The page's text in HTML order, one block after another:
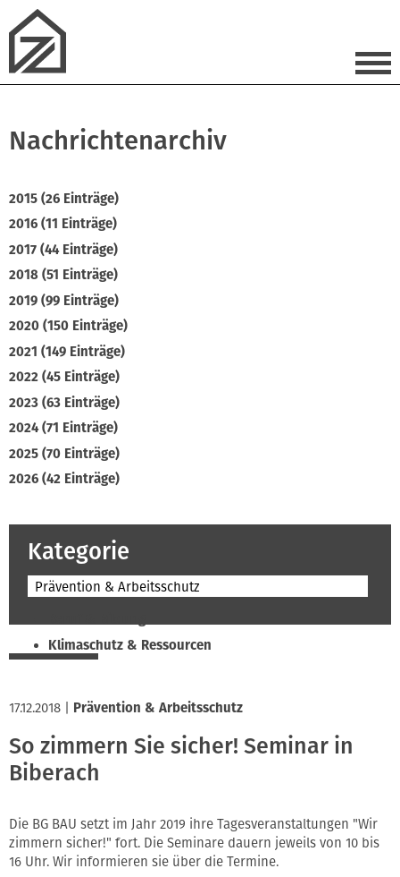
Nachrichtenarchiv
2015 (26 Einträge)
2016 (11 Einträge)
2017 (44 Einträge)
2018 (51 Einträge)
2019 (99 Einträge)
2020 (150 Einträge)
2021 (149 Einträge)
2022 (45 Einträge)
2023 (63 Einträge)
2024 (71 Einträge)
2025 (70 Einträge)
2026 (42 Einträge)
Kategorie
Prävention & Arbeitsschutz
Klimaschutz & Ressourcen
Soziales & Tarifpolitik
Verband & Innungen
Innung
17.12.2018 Prävention & Arbeitsschutz
So zimmern Sie sicher! Seminar in
Biberach
Die BG BAU setzt im Jahr 2019 ihre Tagesveranstaltungen "Wir
zimmern sicher!" fort. Die Seminare dauern jeweils von 10 bis
16 Uhr. Wir informieren sie über die Termine.